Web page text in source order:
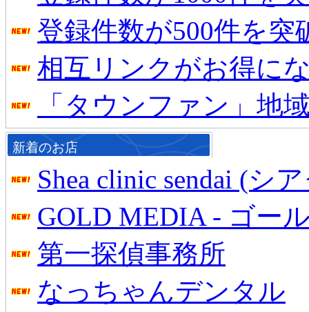
登録件数が500件を突
相互リンクがお得に
「タウンファン」地
新着のお店
Shea clinic sendai (シ
GOLD MEDIA - ゴー
第一探偵事務所
なっちゃんデンタル